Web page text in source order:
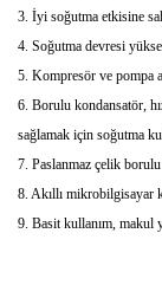
3. İyi soğutma etkisine
4. Soğutma devresi
5. Kompresör ve pompa
6. Borulu kondansatör,
sağlamak için soğutma
7. Paslanmaz çelik borulu
8. Akıllı mikrobilgisayar
9. Basit kullanım, makul